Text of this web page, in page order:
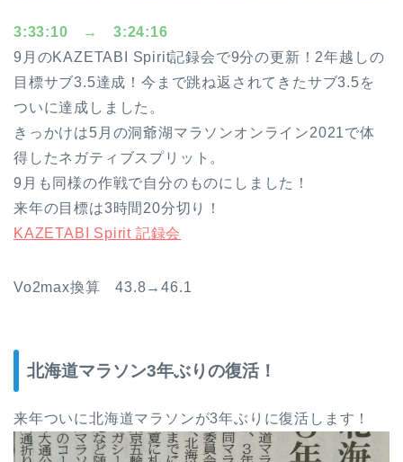
3:33:10 → 3:24:16
9月のKAZETABI Spirit記録会で9分の更新！2年越しの
目標サブ3.5達成！今まで跳ね返されてきたサブ3.5を
ついに達成しました。
きっかけは5月の洞爺湖マラソンオンライン2021で体
得したネガティブスプリット。
9月も同様の作戦で自分のものにしました！
来年の目標は3時間20分切り！
KAZETABI Spirit 記録会
Vo2max換算 43.8→46.1
北海道マラソン3年ぶりの復活！
来年ついに北海道マラソンが3年ぶりに復活します！